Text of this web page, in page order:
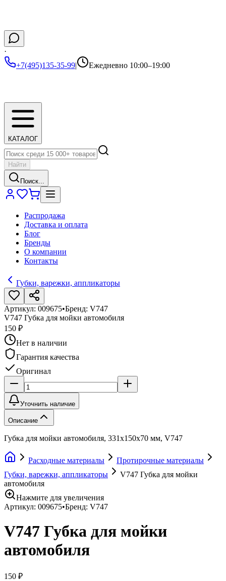
·
+7(495)135-35-99| Ежедневно 10:00–19:00
КАТАЛОГ
Найти
Поиск...
Распродажа
Доставка и оплата
Блог
Бренды
О компании
Контакты
Губки, варежки, аппликаторы
Артикул: 009675•Бренд: V747
V747 Губка для мойки автомобиля
150 ₽
Нет в наличии
Гарантия качества
Оригинал
Уточнить наличие
Описание
Губка для мойки автомобиля, 331x150x70 мм, V747
Расходные материалы
Протирочные материалы
Губки, варежки, аппликаторы
V747 Губка для мойки
автомобиля
Нажмите для увеличения
Артикул: 009675•Бренд: V747
V747 Губка для мойки
автомобиля
150 ₽